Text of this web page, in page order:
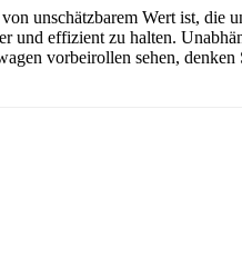
unschätzbarem Wert ist,
und effizient zu halten.
vorbeirollen sehen,